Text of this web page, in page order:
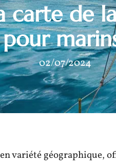
carte de
02/07/2024
variété géographique,